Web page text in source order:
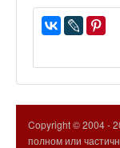
Copyright © 2004 -
полном или